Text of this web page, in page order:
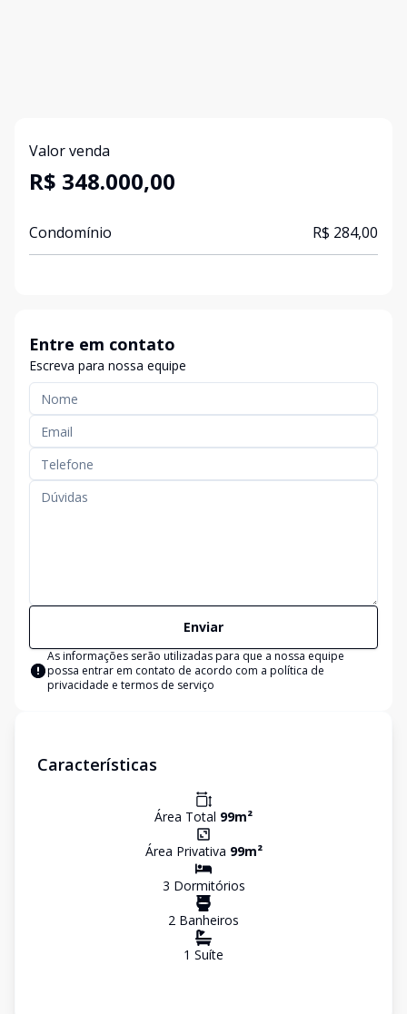
Valor venda
R$ 348.000,00
Condomínio R$ 284,00
Entre em contato
Escreva para nossa equipe
Enviar
As informações serão utilizadas para que a nossa equipe
possa entrar em contato de acordo com a política de
privacidade e termos de serviço
Características
Área Total 99m²
Área Privativa 99m²
3 Dormitórios
2 Banheiros
1 Suíte